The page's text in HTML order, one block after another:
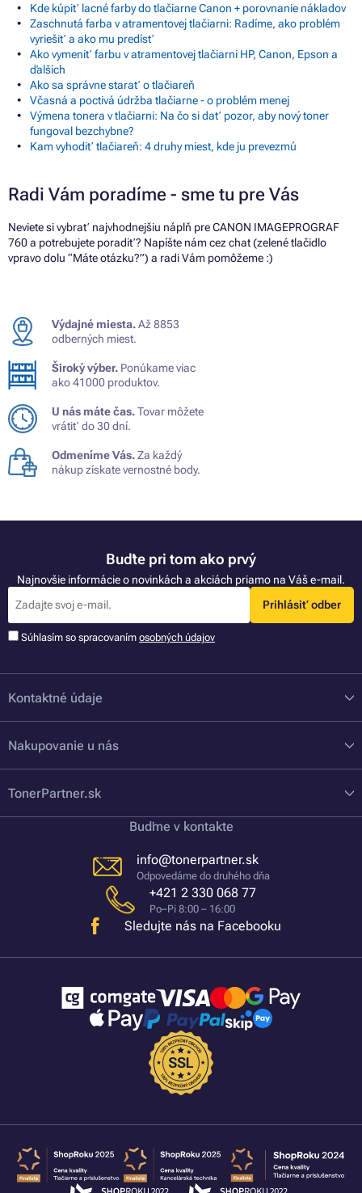
Kde kúpiť lacné farby do tlačiarne Canon + porovnanie nákladov
Zaschnutá farba v atramentovej tlačiarni: Radíme, ako problém
vyriešiť a ako mu predísť
Ako vymeniť farbu v atramentovej tlačiarni HP, Canon, Epson a
ďalších
Ako sa správne starať o tlačiareň
Včasná a poctivá údržba tlačiarne - o problém menej
Výmena tonera v tlačiarni: Na čo si dať pozor, aby nový toner
fungoval bezchybne?
Kam vyhodiť tlačiareň: 4 druhy miest, kde ju prevezmú
Radi Vám poradíme - sme tu pre Vás
Neviete si vybrať najvhodnejšiu náplň pre CANON IMAGEPROGRAF
760 a potrebujete poradiť? Napíšte nám cez chat (zelené tlačidlo
vpravo dolu “Máte otázku?”) a radi Vám pomôžeme :)
Výdajné miesta.Až 8853
odberných miest.
Široký výber. Ponúkame viac
ako 41000 produktov.
U nás máte čas.Tovar môžete
vrátiť do 30 dní.
Odmeníme Vás.Za každý
nákup získate vernostné body.
Buďte pri tom ako prvý
Najnovšie informácie o novinkách a akciách priamo na Váš e-mail.
Prihlásiť odber
Súhlasím so spracovaním osobných údajov
Kontaktné údaje
Nakupovanie u nás
TonerPartner.sk
Buďme v kontakte
info@tonerpartner.sk
Odpovedáme do druhého dňa
+421 2 330 068 77
Po–Pi 8:00 – 16:00
Sledujte nás na Facebooku